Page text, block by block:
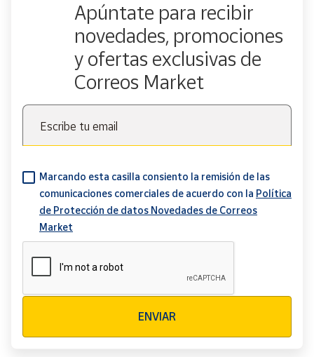
Apúntate para recibir
novedades, promociones
y ofertas exclusivas de
Correos Market
Escribe tu email
Marcando esta casilla consiento la remisión de las
comunicaciones comerciales de acuerdo con la Política
de Protección de datos Novedades de Correos
Market
ENVIAR